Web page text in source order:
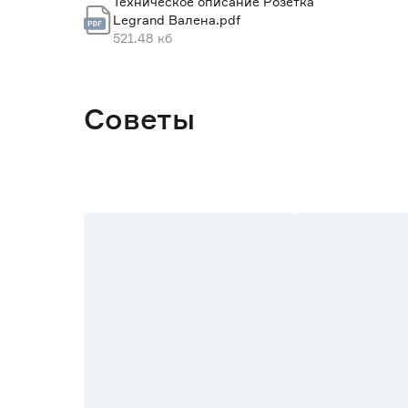
Страна производства
Legrand Валена.pdf
521.48 кб
Советы